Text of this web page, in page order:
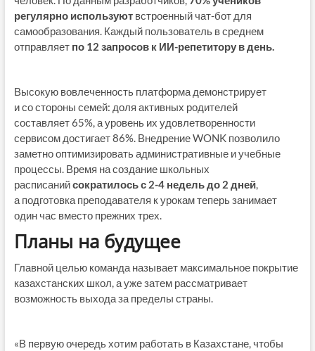
регулярно используютвстроенный чат-бот для
самообразования. Каждый пользователь в среднем
отправляет по 12 запросов к ИИ-репетитору в день.
Высокую вовлеченность платформа демонстрирует
и со стороны семей: доля активных родителей
составляет 65%, а уровень их удовлетворенности
сервисом достигает 86%. Внедрение WONK позволило
заметно оптимизировать административные и учебные
процессы. Время на создание школьных
расписанийсократилось с 2-4 недель до 2 дней,
а подготовка преподавателя к урокам теперь занимает
один час вместо прежних трех.
Планы на будущее
Главной целью команда называет максимальное покрытие
казахстанских школ, а уже затем рассматривает
возможность выхода за пределы страны.
«В первую очередь хотим работать в Казахстане, чтобы